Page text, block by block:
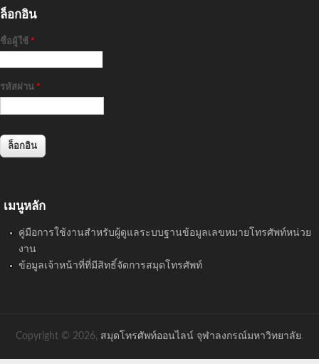
ล็อกอิน
ชื่อผู้ใช้ *
รหัสผ่าน *
เมนูหลัก
คู่มือการใช้งานสำหรับผู้ดูแลระบบฐานข้อมูลเลขหมายโทรศัพท์หน่วย
งาน
ข้อมูลเจ้าหน้าที่ที่มีสิทธิ์จัดการสมุดโทรศัพท์
Copyright © 2026, สมุดโทรศัพท์ออนไลน์ จุฬาลงกรณ์มหาวิทยาลัย.